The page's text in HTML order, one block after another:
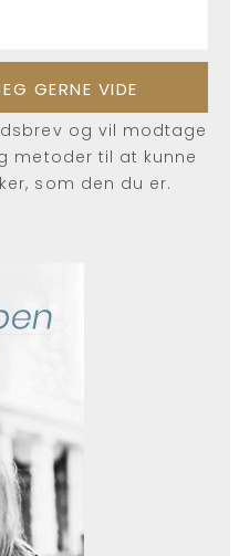
og vil modtage
metoder til at kunne
som den du er.